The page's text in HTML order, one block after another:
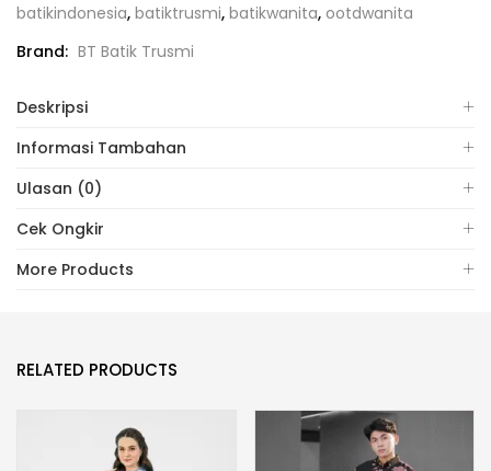
batikindonesia, batiktrusmi, batikwanita, ootdwanita
Brand: BT Batik Trusmi
Deskripsi
Informasi Tambahan
Ulasan (0)
Cek Ongkir
More Products
RELATED PRODUCTS